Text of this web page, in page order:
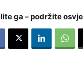
ga – podržite